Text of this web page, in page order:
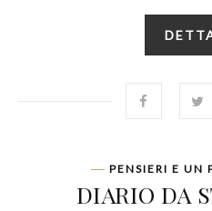
PENSIERI E UN
DIARIO DA